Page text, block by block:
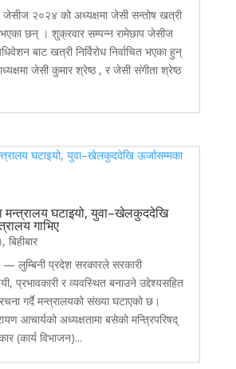
जेसीज २०२४ को अध्यक्षमा जेसी सन्तोष खत्री
भएका छन् । शुक्रवार सम्पन्न रामेछाप जेसीज
बाट खत्री निर्विरोध निर्वाचित भएका हुन्
जेसी कुमार श्रेष्ठ , र जेसी संगीता श्रेष्ठ
मन्त्रालय घटाइयो, युवा–खेलकुददेखि
गाभिए
लुम्बिनी प्रदेश सरकारले सरकारी
प्रभावकारी र व्यवस्थित बनाउने उद्देश्यसहित
गर्दै मन्त्रालयको संख्या घटाएको छ।
आचार्यको अध्यक्षतामा बसेको मन्त्रिपरिषद्
(कार्य विभाजन)...